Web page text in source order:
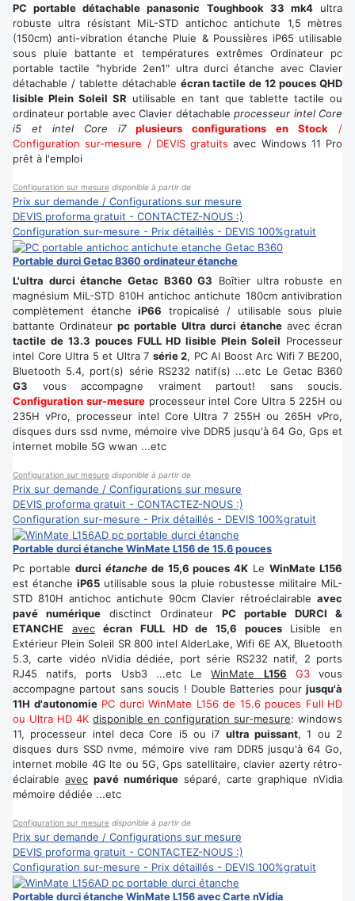
PC portable détachable panasonic Toughbook 33 mk4ultra
robuste ultra résistant MiL-STD antichoc antichute 1,5 mètres
(150cm) anti-vibration étanche Pluie & Poussières iP65 utilisable
sous pluie battante et températures extrêmes Ordinateur pc
portable tactile "hybride 2en1" ultra durci étanche avec Clavier
détachable / tablette détachable écran tactile de 12 pouces QHD
lisible Plein Soleil SR utilisable en tant que tablette tactile ou
ordinateur portable avec Clavier détachableprocesseur intel Core
i5 et intel Core i7
plusieurs configurations en Stock /
Configuration sur-mesure / DEVIS gratuits avec Windows 11 Pro
prêt à l'emploi
Configuration sur mesure disponible à partir de
Prix sur demande / Configurations sur mesure
DEVIS proforma gratuit - CONTACTEZ-NOUS :)
Configuration sur-mesure - Prix détaillés - DEVIS 100%gratuit
Portable durci Getac B360 ordinateur étanche
L'ultra durci étanche Getac B360 G3 Boîtier ultra robuste en
magnésium MiL-STD 810H antichoc antichute 180cm antivibration
complètement étancheiP66 tropicalisé / utilisable sous pluie
battante Ordinateurpc portable Ultra durci étancheavec écran
tactile de 13.3 pouces FULL HD lisible Plein Soleil Processeur
intel Core Ultra 5 et Ultra 7 série 2, PC AI Boost Arc Wifi 7 BE200,
Bluetooth 5.4, port(s) série RS232 natif(s) ...etc Le Getac B360
G3 vous accompagne vraiment partout! sans soucis.
Configuration sur-mesureprocesseur intel Core Ultra 5 225H ou
235H vPro, processeur intel Core Ultra 7 255H ou 265H vPro,
disques durs ssd nvme, mémoire vive DDR5 jusqu'à 64 Go, Gps et
internet mobile 5G wwan ...etc
Configuration sur mesure disponible à partir de
Prix sur demande / Configurations sur mesure
DEVIS proforma gratuit - CONTACTEZ-NOUS :)
Configuration sur-mesure - Prix détaillés - DEVIS 100%gratuit
Portable durci étanche WinMate L156 de 15.6 pouces
Pc portable durci étanchede 15,6 pouces 4K LeWinMate L156
est étanche iP65 utilisable sous la pluie robustesse militaire MiL-
STD 810H antichoc antichute 90cm Clavier rétroéclairable avec
pavé numérique disctinct Ordinateur PC portable DURCI &
ETANCHE
avec écran FULL HD de 15,6 poucesLisible en
Extérieur Plein Soleil SR 800 intel AlderLake, Wifi 6E AX, Bluetooth
5.3, carte vidéo nVidia dédiée, port série RS232 natif, 2 ports
RJ45 natifs, ports Usb3 ...etc LeWinMate L156 G3vous
accompagne partout sans soucis ! Double Batteries pour jusqu'à
11H d'autonomie PC durci WinMate L156 de 15.6 pouces Full HD
ou Ultra HD 4K disponible en configuration sur-mesure: windows
11, processeur intel deca Core i5 ou i7 ultra puissant, 1 ou 2
disques durs SSD nvme, mémoire vive ram DDR5 jusqu'à 64 Go,
internet mobile 4G lte ou 5G, Gps satellitaire, clavier azerty rétro-
éclairable avec pavé numérique séparé, carte graphique nVidia
mémoire dédiée ...etc
Configuration sur mesure disponible à partir de
Prix sur demande / Configurations sur mesure
DEVIS proforma gratuit - CONTACTEZ-NOUS :)
Configuration sur-mesure - Prix détaillés - DEVIS 100%gratuit
Portable durci étanche WinMate L156 avec Carte nVidia